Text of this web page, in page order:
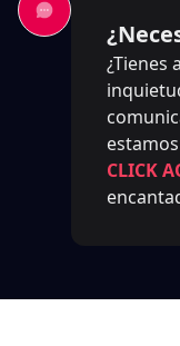
¿Tienes
CLICK